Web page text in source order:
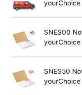
yourChoice
SNES00
yourChoice
SNES50
yourChoice